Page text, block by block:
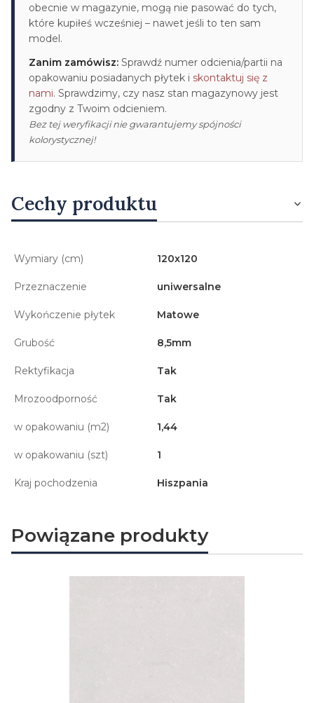
obecnie w magazynie, mogą nie pasować do tych,
które kupiłeś wcześniej – nawet jeśli to ten sam
model.
Zanim zamówisz: Sprawdź numer odcienia/partii na
opakowaniu posiadanych płytek i skontaktuj się z
nami. Sprawdzimy, czy nasz stan magazynowy jest
zgodny z Twoim odcieniem.
Bez tej weryfikacji nie gwarantujemy spójności
kolorystycznej!
Cechy produktu
Wymiary (cm) 120x120
Przeznaczenie uniwersalne
Wykończenie płytek Matowe
Grubość 8,5mm
Rektyfikacja Tak
Mrozoodporność Tak
w opakowaniu (m2) 1,44
w opakowaniu (szt) 1
Kraj pochodzenia Hiszpania
Powiązane produkty